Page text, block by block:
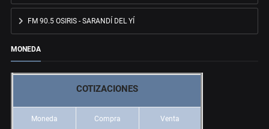
FM 90.5 OSIRIS - SARANDÍ DEL YÍ
MONEDA
COTIZACIONES
Moneda Compra Venta